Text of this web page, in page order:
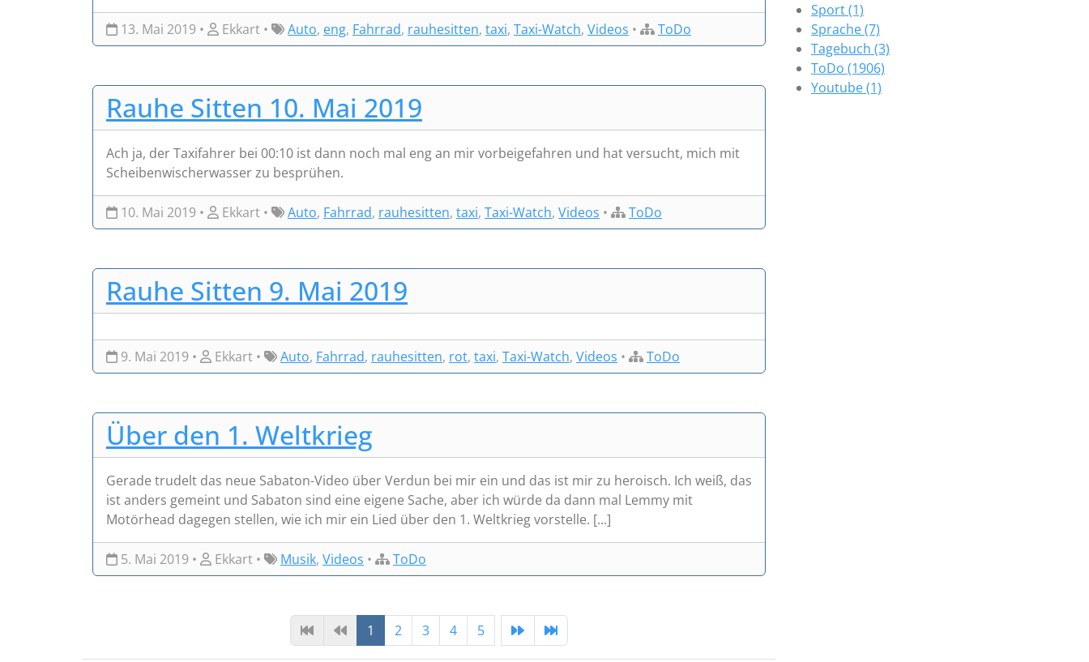
13. Mai 2019 • Ekkart • Auto, eng, Fahrrad, rauhesitten, taxi, Taxi-Watch, Videos • ToDo
Rauhe Sitten 10. Mai 2019
Ach ja, der Taxifahrer bei 00:10 ist dann noch mal eng an mir vorbeigefahren und hat versucht, mich mit
Scheibenwischerwasser zu besprühen.
10. Mai 2019 • Ekkart • Auto, Fahrrad, rauhesitten, taxi, Taxi-Watch, Videos • ToDo
Rauhe Sitten 9. Mai 2019
9. Mai 2019 • Ekkart • Auto, Fahrrad, rauhesitten, rot, taxi, Taxi-Watch, Videos • ToDo
Über den 1. Weltkrieg
Gerade trudelt das neue Sabaton-Video über Verdun bei mir ein und das ist mir zu heroisch. Ich weiß, das
ist anders gemeint und Sabaton sind eine eigene Sache, aber ich würde da dann mal Lemmy mit
Motörhead dagegen stellen, wie ich mir ein Lied über den 1. Weltkrieg vorstelle. [...]
5. Mai 2019 • Ekkart • Musik, Videos • ToDo
1 2 3 4 5
Sport (1)
Sprache (7)
Tagebuch (3)
ToDo (1906)
Youtube (1)